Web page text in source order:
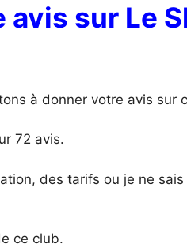
avis sur Le
à donner votre avis sur
72 avis.
des tarifs ou je ne sais
ce club.